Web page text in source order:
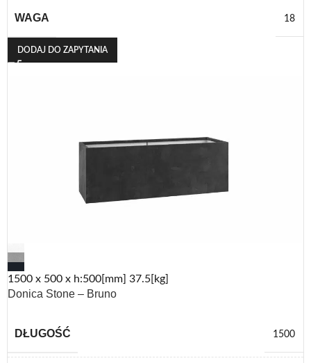
WAGA 18
DODAJ DO ZAPYTANIA
1500 x 500 x h:500[mm] 37.5[kg]
Donica Stone – Bruno
DŁUGOŚĆ 1500